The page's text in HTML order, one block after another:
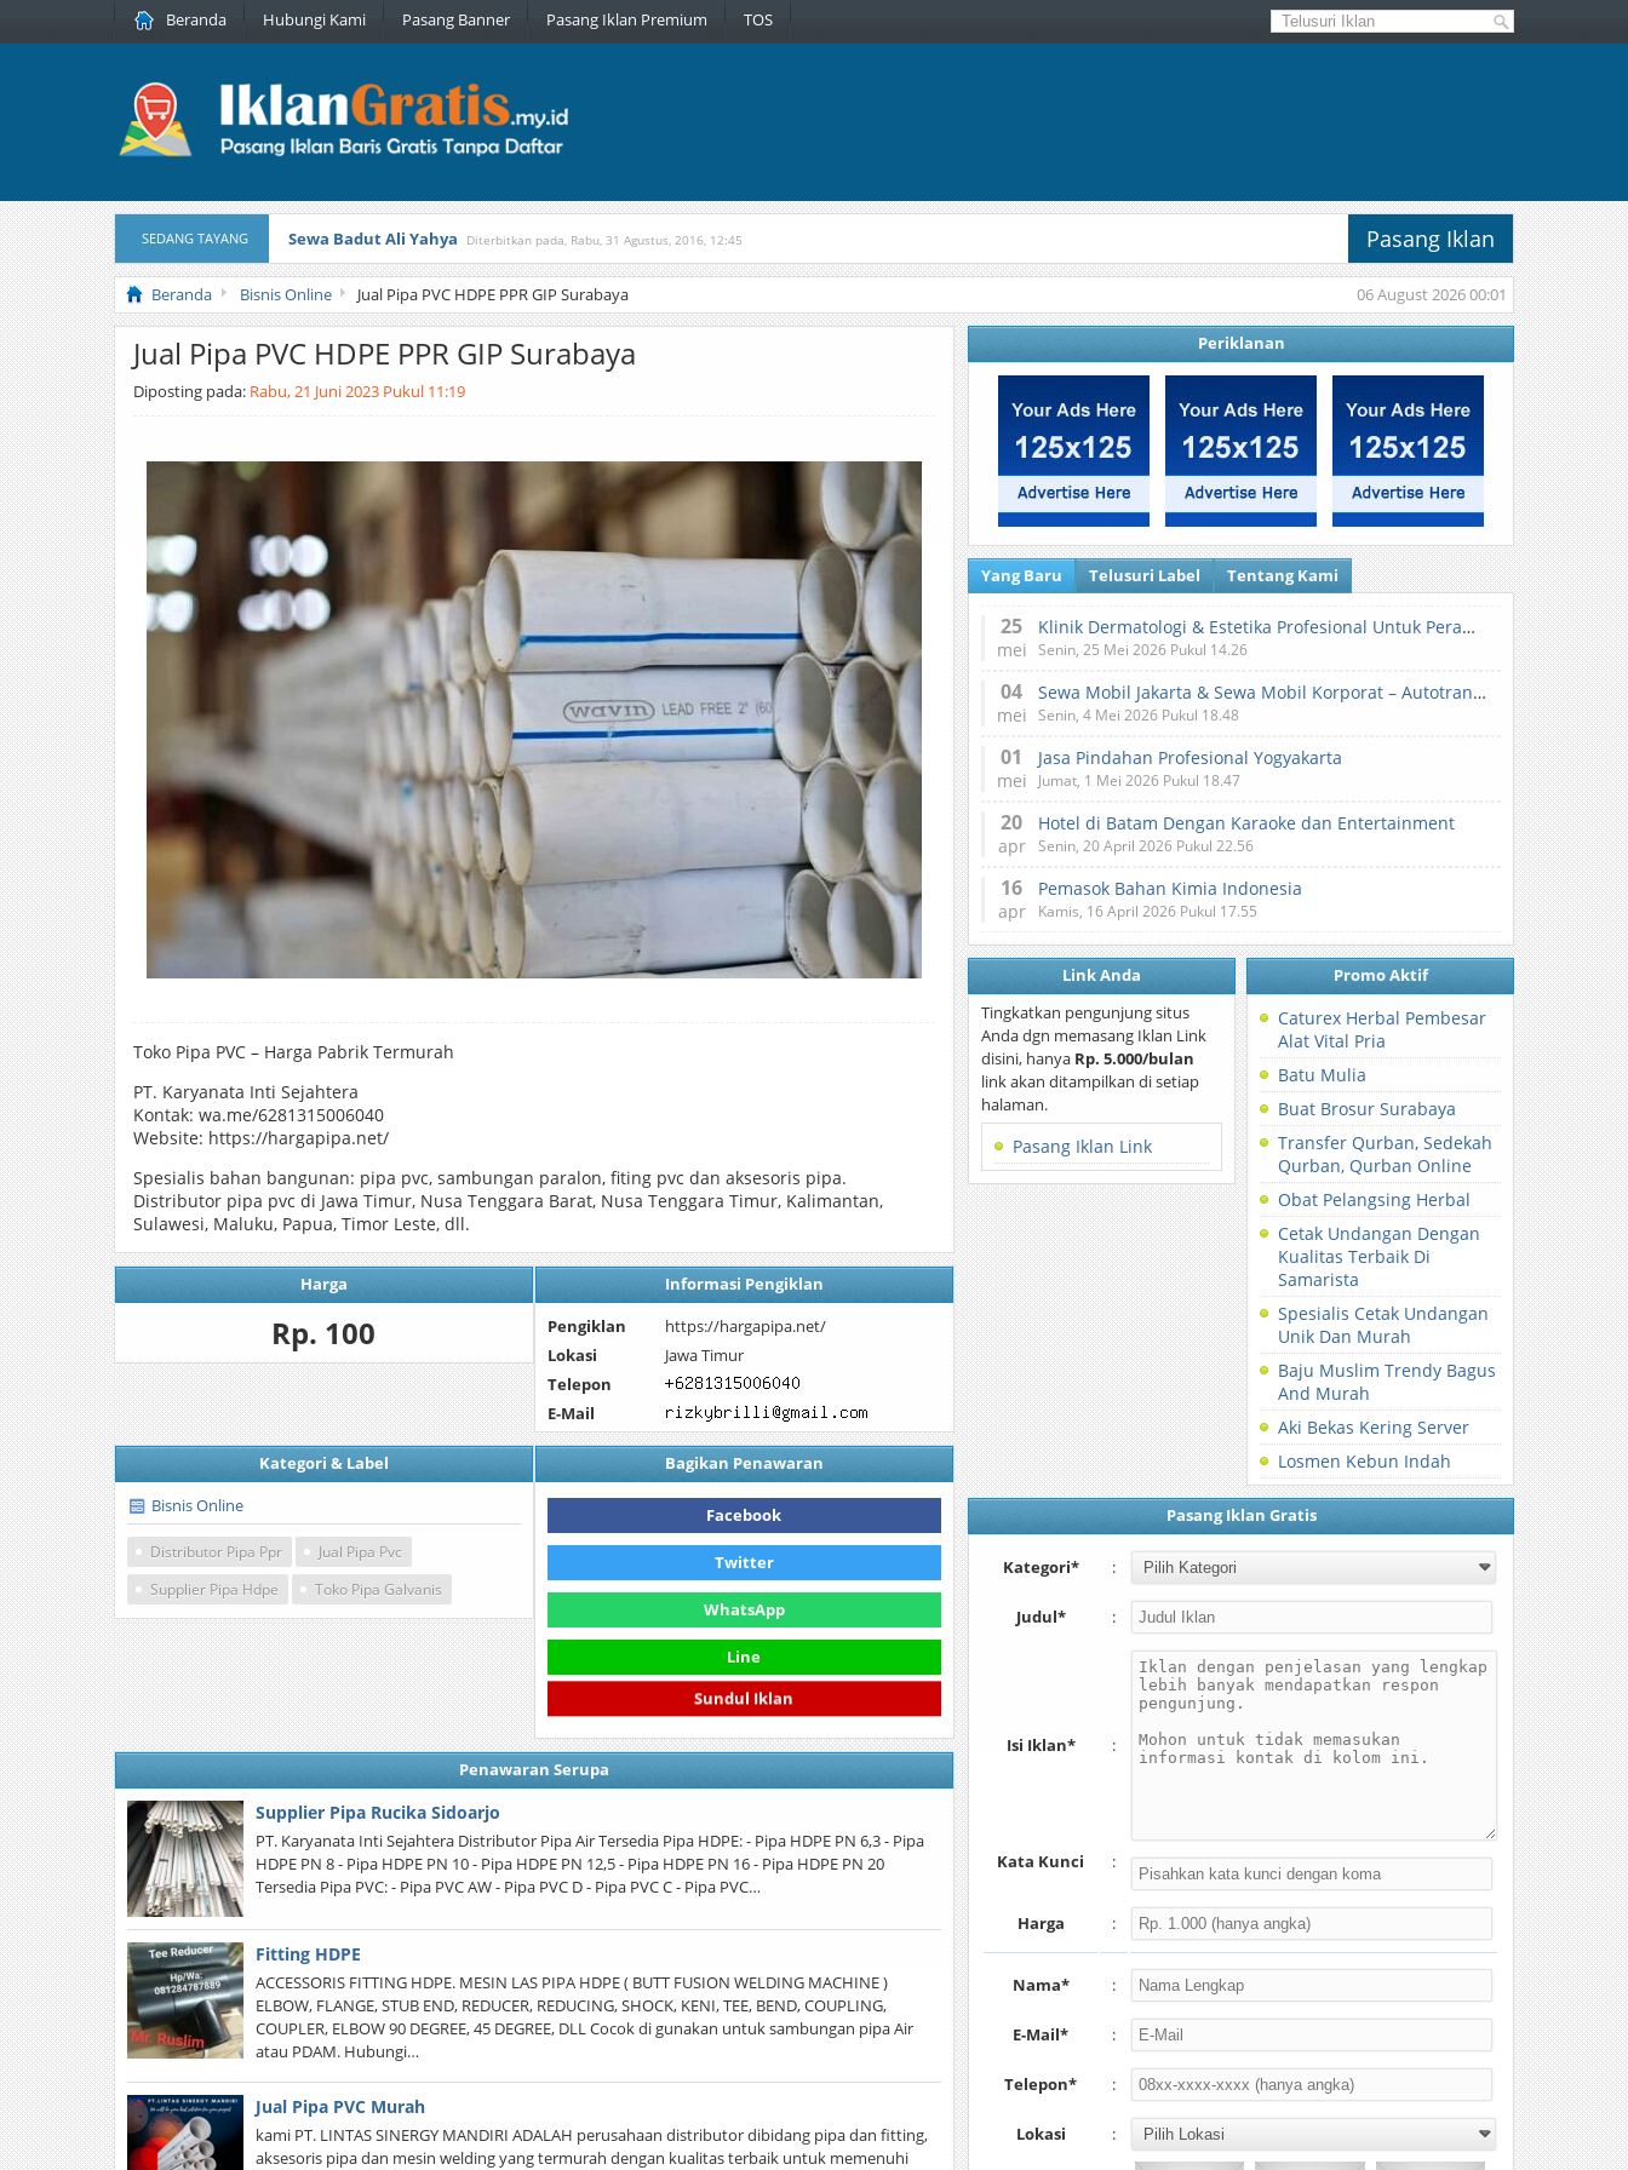
Beranda Hubungi Kami Pasang Banner Pasang Iklan Premium TOS
SEDANG TAYANG Pasang Iklan
Sewa Badut Ali Yahya Diterbitkan pada, Rabu, 31 Agustus, 2016, 12:45
Honda Brio 1.3 E AT CBU 2012 Putih Diterbitkan pada, Jumat, 30 Maret, 2018, 9:51 06 August 2026 00:01
Beranda Bisnis Online Jual Pipa PVC HDPE PPR GIP Surabaya
Jual Pipa PVC HDPE PPR GIP Surabaya
Diposting pada: Rabu, 21 Juni 2023 Pukul 11:19
Toko Pipa PVC – Harga Pabrik Termurah
PT. Karyanata Inti Sejahtera
Kontak: wa.me/6281315006040
Website: https://hargapipa.net/
Spesialis bahan bangunan: pipa pvc, sambungan paralon, fiting pvc dan aksesoris pipa.
Distributor pipa pvc di Jawa Timur, Nusa Tenggara Barat, Nusa Tenggara Timur, Kalimantan,
Sulawesi, Maluku, Papua, Timor Leste, dll.
Harga
Rp. 100
Informasi Pengiklan
Pengiklan
https://hargapipa.net/
Lokasi
Jawa Timur
Telepon
E-Mail
Kategori & Label
Bisnis Online
Distributor Pipa Ppr
Jual Pipa Pvc
Supplier Pipa Hdpe
Toko Pipa Galvanis
Bagikan Penawaran
Facebook
Twitter
WhatsApp
Line
Sundul Iklan
Penawaran Serupa
Supplier Pipa Rucika Sidoarjo
PT. Karyanata Inti Sejahtera Distributor Pipa Air Tersedia Pipa HDPE: - Pipa HDPE PN 6,3 - Pipa
HDPE PN 8 - Pipa HDPE PN 10 - Pipa HDPE PN 12,5 - Pipa HDPE PN 16 - Pipa HDPE PN 20
Tersedia Pipa PVC: - Pipa PVC AW - Pipa PVC D - Pipa PVC C - Pipa PVC…
Fitting HDPE
ACCESSORIS FITTING HDPE. MESIN LAS PIPA HDPE ( BUTT FUSION WELDING MACHINE )
ELBOW, FLANGE, STUB END, REDUCER, REDUCING, SHOCK, KENI, TEE, BEND, COUPLING,
COUPLER, ELBOW 90 DEGREE, 45 DEGREE, DLL Cocok di gunakan untuk sambungan pipa Air
atau PDAM. Hubungi…
Jual Pipa PVC Murah
kami PT. LINTAS SINERGY MANDIRI ADALAH perusahaan distributor dibidang pipa dan fitting,
aksesoris pipa dan mesin welding yang termurah dengan kualitas terbaik untuk memenuhi
Periklanan
Yang Baru Telusuri Label Tentang Kami
25
mei
Klinik Dermatologi & Estetika Profesional Untuk Perawatan Kulit dan Kecantikan
Senin, 25 Mei 2026 Pukul 14.26
04
mei
Sewa Mobil Jakarta & Sewa Mobil Korporat – Autotranz Indonesia
Senin, 4 Mei 2026 Pukul 18.48
01
mei
Jasa Pindahan Profesional Yogyakarta
Jumat, 1 Mei 2026 Pukul 18.47
20
apr
Hotel di Batam Dengan Karaoke dan Entertainment
Senin, 20 April 2026 Pukul 22.56
16
apr
Pemasok Bahan Kimia Indonesia
Kamis, 16 April 2026 Pukul 17.55
Link Anda
Tingkatkan pengunjung situs
Anda dgn memasang Iklan Link
disini, hanya Rp. 5.000/bulan
link akan ditampilkan di setiap
halaman.
Pasang Iklan Link
Promo Aktif
Caturex Herbal Pembesar
Alat Vital Pria
Batu Mulia
Buat Brosur Surabaya
Transfer Qurban, Sedekah
Qurban, Qurban Online
Obat Pelangsing Herbal
Cetak Undangan Dengan
Kualitas Terbaik Di
Samarista
Spesialis Cetak Undangan
Unik Dan Murah
Baju Muslim Trendy Bagus
And Murah
Aki Bekas Kering Server
Losmen Kebun Indah
Pasang Iklan Gratis
Kategori* :
Judul* :
Isi Iklan* :
Kata Kunci :
Harga :
Nama* :
E-Mail* :
Telepon* :
Lokasi :